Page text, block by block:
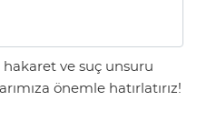
ve suç unsuru
önemle hatırlatırız!